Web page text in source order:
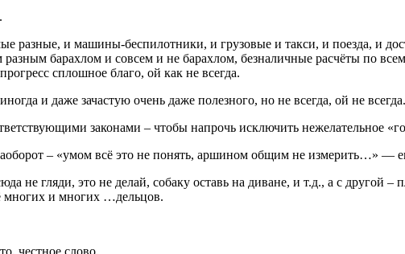
разные, и машины-беспилотники, и грузовые и такси, и поезда, и
барахлом и совсем и не барахлом, безналичные расчёты по
сплошное благо, ой как не всегда.
и даже зачастую очень даже полезного, но не всегда, ой не всегда.
законами – чтобы напрочь исключить нежелательное
– «умом всё это не понять, аршином общим не измерить…» —
не гляди, это не делай, собаку оставь на диване, и т.д., а с другой
многих и многих …дельцов.
честное слово.